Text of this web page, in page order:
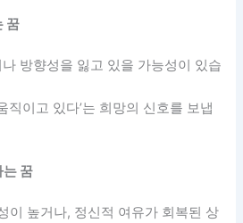
꿈
방향성을 잃고 있을 가능성이 있습
직이고 있다’는 희망의 신호를 보냅
는 꿈
이 높거나, 정신적 여유가 회복된 상